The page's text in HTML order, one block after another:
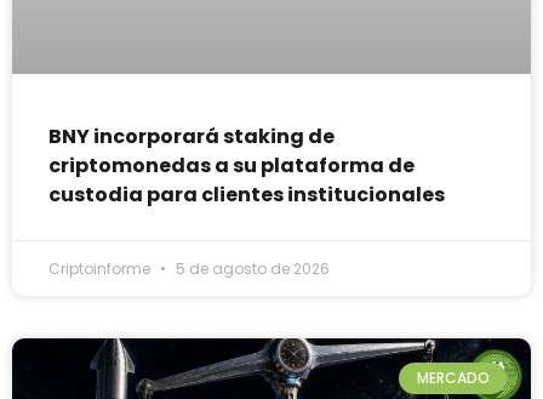
BNY incorporará staking de
criptomonedas a su plataforma de
custodia para clientes institucionales
Criptoinforme 5 de agosto de 2026
MERCADO